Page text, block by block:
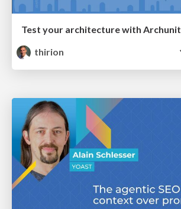
Test your architecture with Archunit
thirion